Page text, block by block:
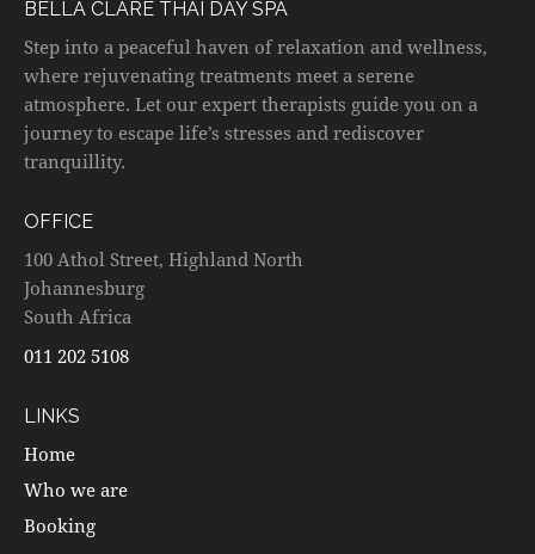
BELLA CLARE THAI DAY SPA
Step into a peaceful haven of relaxation and wellness,
where rejuvenating treatments meet a serene
atmosphere. Let our expert therapists guide you on a
journey to escape life’s stresses and rediscover
tranquillity.
OFFICE
100 Athol Street, Highland North
Johannesburg
South Africa
011 202 5108
LINKS
Home
Who we are
Booking